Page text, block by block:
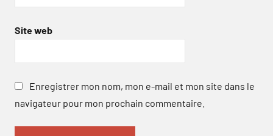
Site web
Enregistrer mon nom, mon e-mail et mon site dans le
navigateur pour mon prochain commentaire.